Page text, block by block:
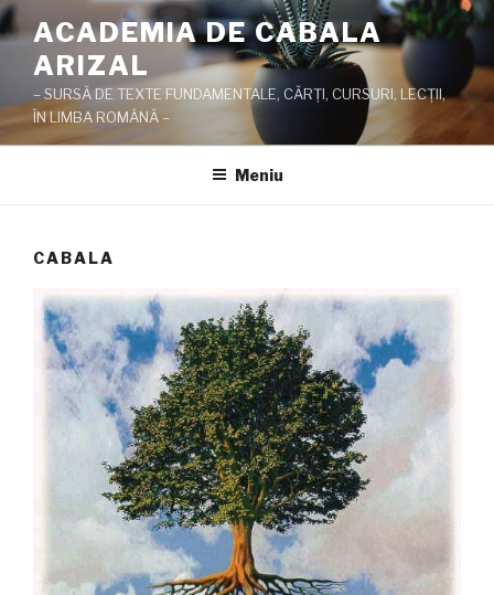
Sari
la
conținut
ACADEMIA DE CABALA
ARIZAL
– SURSĂ DE TEXTE FUNDAMENTALE, CĂRŢI, CURSURI, LECŢII,
ÎN LIMBA ROMÂNĂ –
Meniu
CABALA